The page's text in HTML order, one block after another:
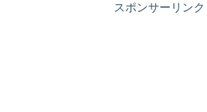
スポンサーリンク